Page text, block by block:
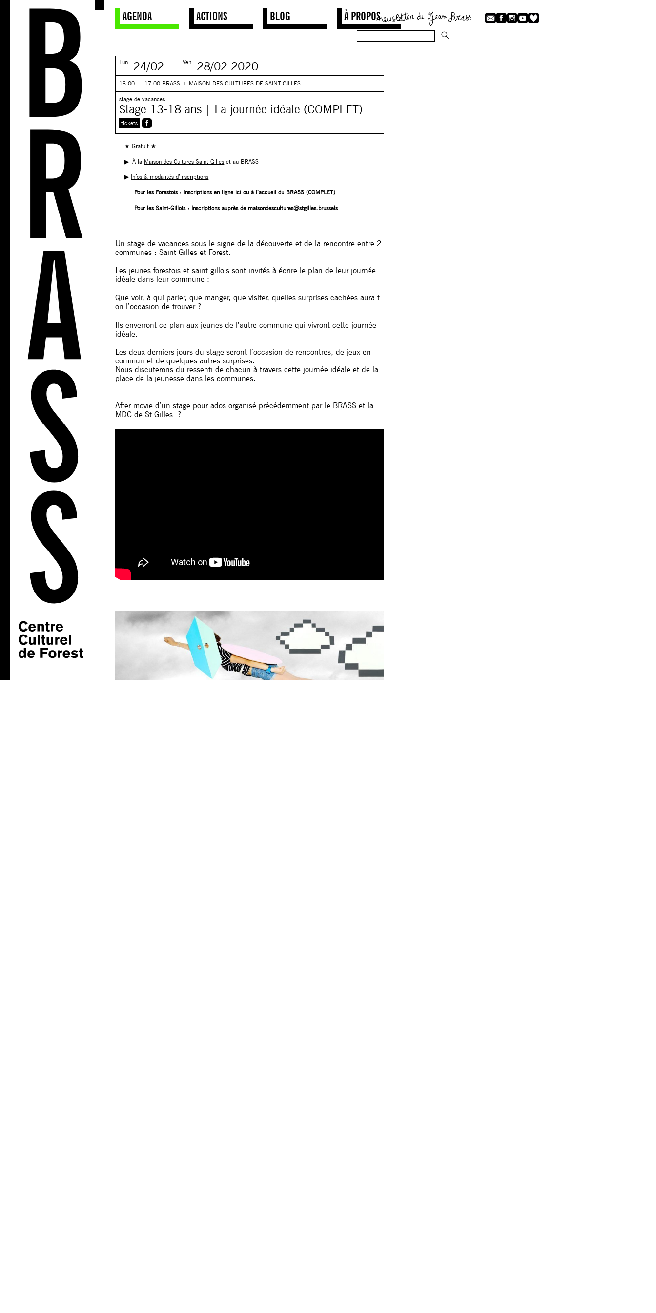
AGENDA ACTIONS BLOG À PROPOS
Lun. 24/02 — Ven. 28/02 2020
13:00 — 17:00 BRASS + MAISON DES CULTURES DE SAINT-GILLES
stage de vacances
Stage 13-18 ans | La journée idéale (COMPLET)
tickets
★ Gratuit ★
▶︎ À la Maison des Cultures Saint Gilles et au BRASS
▶︎ Infos & modalités d’inscriptions
Pour les Forestois : Inscriptions en ligne iciou à l’accueil du BRASS (COMPLET)
Pour les Saint-Gillois : Inscriptions auprès de maisondescultures@stgilles.brussels
Un stage de vacances sous le signe de la découverte et de la rencontre entre 2
communes : Saint-Gilles et Forest.
Les jeunes forestois et saint-gillois sont invités à écrire le plan de leur journée
idéale dans leur commune :
Que voir, à qui parler, que manger, que visiter, quelles surprises cachées aura-t-
on l’occasion de trouver ?
Ils enverront ce plan aux jeunes de l’autre commune qui vivront cette journée
idéale.
Les deux derniers jours du stage seront l’occasion de rencontres, de jeux en
commun et de quelques autres surprises.
Nous discuterons du ressenti de chacun à travers cette journée idéale et de la
place de la jeunesse dans les communes.
After-movie d’un stage pour ados organisé précédemment par le BRASS et la
MDC de St-Gilles ?